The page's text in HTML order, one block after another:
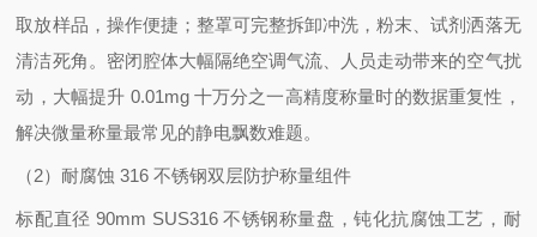
取放样品，操作便捷；整罩可完整拆卸冲洗，粉末、试剂洒落无
清洁死角。密闭腔体大幅隔绝空调气流、人员走动带来的空气扰
动，大幅提升 0.01mg 十万分之一高精度称量时的数据重复性，
解决微量称量最常见的静电飘数难题。
（2）耐腐蚀 316 不锈钢双层防护称量组件
标配直径 90mm SUS316 不锈钢称量盘，钝化抗腐蚀工艺，耐